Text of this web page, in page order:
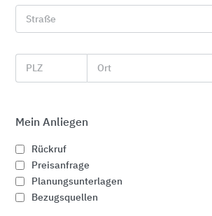
Straße
PLZ Ort
Mein Anliegen
Rückruf
Preisanfrage
Planungsunterlagen
Bezugsquellen